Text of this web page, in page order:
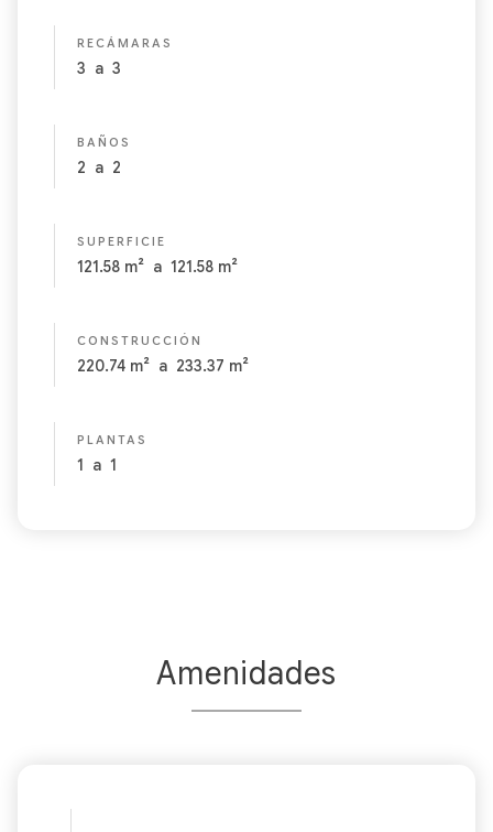
RECÁMARAS
3 a 3
BAÑOS
2 a 2
SUPERFICIE
121.58 m² a 121.58 m²
CONSTRUCCIÓN
220.74 m² a 233.37 m²
PLANTAS
1 a 1
Amenidades